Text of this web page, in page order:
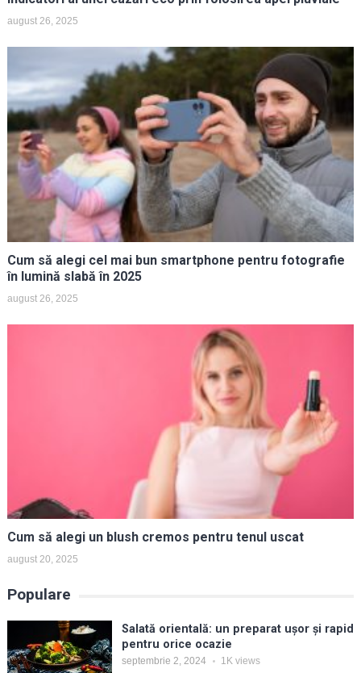
august 26, 2025
Cum să alegi cel mai bun smartphone pentru fotografie
în lumină slabă în 2025
august 26, 2025
Cum să alegi un blush cremos pentru tenul uscat
august 20, 2025
Populare
Salată orientală: un preparat ușor și rapid
pentru orice ocazie
septembrie 2, 2024 1Kviews